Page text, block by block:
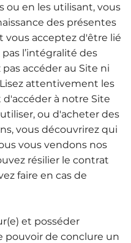
ou en les utilisant, vous
des présentes
vous acceptez d'être lié
l’intégralité des
accéder au Site ni
attentivement les
à notre Site
ou d'acheter des
vous découvrirez qui
vous vendons nos
résilier le contrat
faire en cas de
et posséder
pouvoir de conclure un